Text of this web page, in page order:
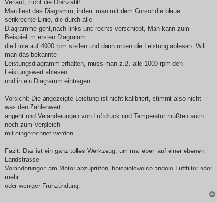
Verlauf, nicht die Drehzahl!
Man liest das Diagramm, indem man mit dem Cursor die blaue
senkrechte Linie, die durch alle
Diagramme geht,nach links und rechts verschiebt, Man kann zum
Beispiel im ersten Diagramm
die Linie auf 4000 rpm stellen und dann unten die Leistung ablesen. Will
man das bekannte
Leistungsdiagramm erhalten, muss man z.B. alle 1000 rpm den
Leistungswert ablesen
und in ein Diagramm eintragen.
Vorsicht: Die angezeigte Leistung ist nicht kalibriert, stimmt also nicht
was den Zahlenwert
angeht und Veränderungen von Luftdruck und Temperatur müßten auch
noch zum Vergleich
mit eingerechnet werden.
Fazit: Das ist ein ganz tolles Werkzeug, um mal eben auf einer ebenen
Landstrasse
Veränderungen am Motor abzuprüfen, beispielsweise andere Luftfilter oder
mehr
oder weniger Frühzündung.